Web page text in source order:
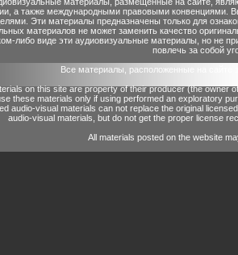
а также международными правовыми конвенциями.
Эти материалы предназначены только для
материалов не может заменить качество
либо виде эти аудиовизуальные материалы, но не
повлечь за собой
Все материалы, расположенные на сайте
on this site are property of their producer (the owner
these materials only if using performed an exploratory
audio-visual materials can not replace the original
audio-visual materials, but do not get the proper license
All materials posted on the website